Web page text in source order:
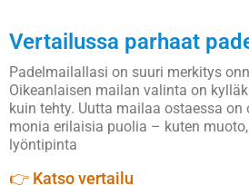
Vertailussa parhaat
Padelmailallasi on suuri merkitys
Oikeanlaisen mailan valinta on
kuin tehty. Uutta mailaa ostaessa
monia erilaisia puolia – kuten
lyöntipinta
👉 Katso vertailu